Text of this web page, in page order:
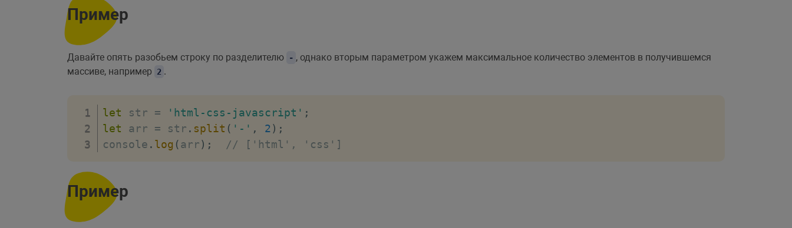
Пример
Давайте опять разобьем строку по разделителю - , однако вторым параметром укажем максимальное количество элементов в получившемся
массиве, например
2 .
let str = 'html-css-javascript' ;
let arr = str . split ( '-' , 2) ;
console . log (arr) ; // ['html', 'css']
Пример